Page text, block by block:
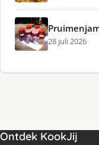
28 juli 2026
Ontdek KookJij